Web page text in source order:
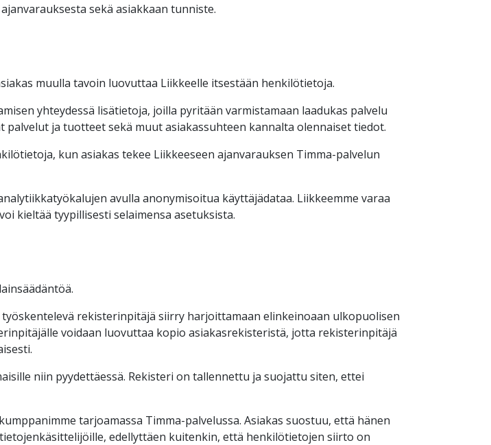
sekä asiakkaan tunniste.
muulla tavoin luovuttaa Liikkeelle itsestään henkilötietoja.
yhteydessä lisätietoja, joilla pyritään varmistamaan laadukas palvelu
ja tuotteet sekä muut asiakassuhteen kannalta olennaiset tiedot.
kun asiakas tekee Liikkeeseen ajanvarauksen Timma-palvelun
avulla anonymisoitua käyttäjädataa. Liikkeemme varaa
kieltää tyypillisesti selaimensa asetuksista.
rekisterinpitäjä siirry harjoittamaan elinkeinoaan ulkopuolisen
voidaan luovuttaa kopio asiakasrekisteristä, jotta rekisterinpitäjä
niin pyydettäessä. Rekisteri on tallennettu ja suojattu siten, ettei
tarjoamassa Timma-palvelussa. Asiakas suostuu, että hänen
edellyttäen kuitenkin, että henkilötietojen siirto on